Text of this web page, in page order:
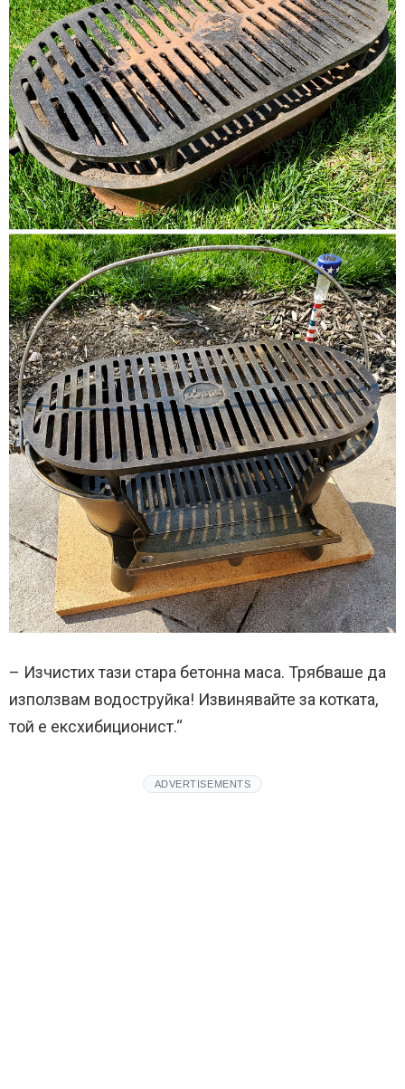
– Изчистих тази стара бетонна маса. Трябваше да
използвам водоструйка! Извинявайте за котката,
той е ексхибиционист.“
ADVERTISEMENTS